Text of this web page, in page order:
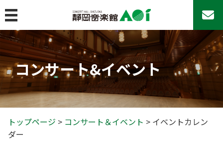
MENU
トップページ
コンサート&イベント
コンサート＆イベント
コンサートシリーズ
アマチュア・アンサンブルの日♪
その他のコンサート
コンサート&イベント
トップページ > コンサート＆イベント > イベントカレン
ダー